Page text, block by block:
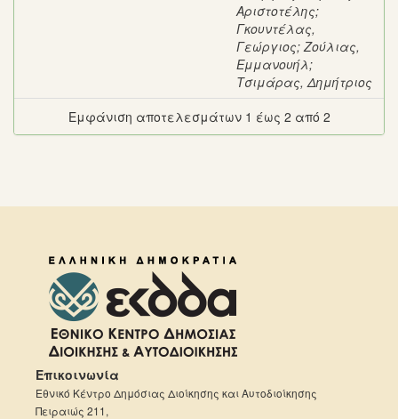
Αριστοτέλης;
Γκουντέλας,
Γεώργιος;Ζούλιας,
Εμμανουήλ;
Τσιμάρας, Δημήτριος
Εμφάνιση αποτελεσμάτων 1 έως 2 από 2
Επικοινωνία
Εθνικό Κέντρο Δημόσιας Διοίκησης και Αυτοδιοίκησης
Πειραιώς 211,